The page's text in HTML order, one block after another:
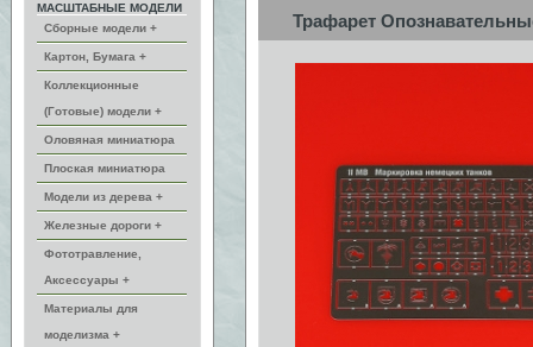
МАСШТАБНЫЕ МОДЕЛИ
Сборные модели +
Картон, Бумага +
Коллекционные
(Готовые) модели +
Оловяная миниатюра
Плоская миниатюра
Модели из дерева +
Железные дороги +
Фототравление,
Аксессуары +
Материалы для
моделизма +
Трафарет